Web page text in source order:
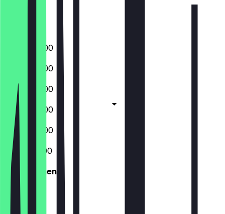
06:00 - 18:00
06:00 - 18:00
06:00 - 18:00
06:00 - 18:00
06:00 - 18:00
06:30 - 13:00
Geschlossen